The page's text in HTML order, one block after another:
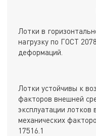
Лотки в
нагрузку по ГОСТ
деформаций.
Лотки устойчивы к
факторов внешней
эксплуатации лотков
механических
17516.1